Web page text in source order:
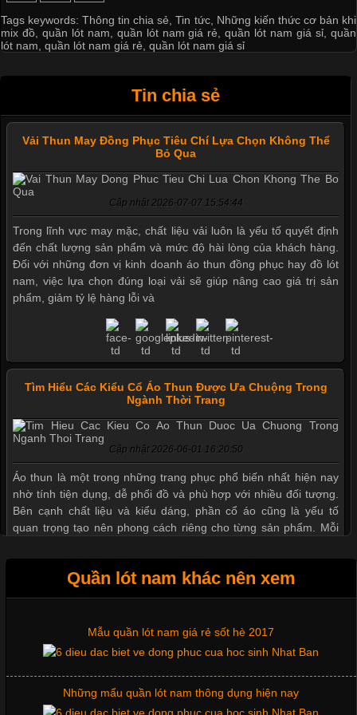
Tags keywords:Thông tin chia sẻ,Tin tức, Những kiến thức cơ bản khi
mix đồ, quần lót nam, quần lót nam giá rẻ,quần lót nam giá sỉ,quần
lót nam, quần lót nam giá rẻ, quần lót nam giá sỉ
Tin chia sẻ
Vải Thun May Đồng Phục Tiêu Chí Lựa Chọn Không Thể
Bỏ Qua
Cập nhật 2026-07-07 15:54:44
Trong lĩnh vực may mặc, chất liệu vải luôn là yếu tố quyết định
đến chất lượng sản phẩm và mức độ hài lòng của khách hàng.
Đối với những đơn vị kinh doanh áo thun đồng phục hay đồ lót
nam, việc lựa chọn đúng loại vải sẽ giúp nâng cao giá trị sản
phẩm, giảm tỷ lệ hàng lỗi và
Tìm Hiểu Các Kiểu Cổ Áo Thun Được Ưa Chuộng Trong
Ngành Thời Trang
Cập nhật 2026-06-01 16:20:50
Áo thun là một trong những trang phục phổ biến nhất hiện nay
nhờ tính tiện dụng, dễ phối đồ và phù hợp với nhiều đối tượng.
Bên cạnh chất liệu và kiểu dáng, phần cổ áo cũng là yếu tố
quan trọng tạo nên phong cách riêng cho từng sản phẩm. Mỗi
Những Mẫu Áo Thun Đồng Phục Công Ty Được Ưa
Chuộng Hiện Nay
Cập nhật 2026-06-01 14:23:34
Quần lót nam khác nên xem
Mẫu quần short quần lót nam nữ hè thu 2017
Thị hiều quần lót nam bơi lội nam và nữ 2017
Xu hướng thời trang trẻ và quần lót nam giá sỉ
Giặt và bảo quản quần lót nam đúng cách
Mẫu quần lót nam giá rẻ sốt hè 2017
Những mẩu quần lót nam thông dụng hiện nay
Bộ sưu tập quần lót nam Boxer TpHCM